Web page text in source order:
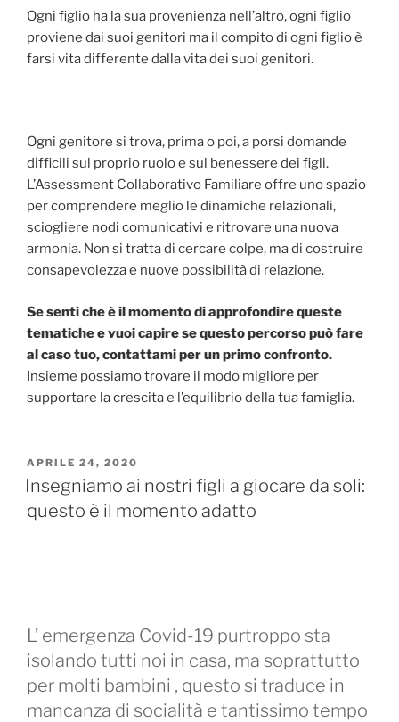
Ogni figlio ha la sua provenienza nell’altro, ogni figlio
proviene dai suoi genitori ma il compito di ogni figlio è
farsi vita differente dalla vita dei suoi genitori.
Ogni genitore si trova, prima o poi, a porsi domande
difficili sul proprio ruolo e sul benessere dei figli.
L’Assessment Collaborativo Familiare offre uno spazio
per comprendere meglio le dinamiche relazionali,
sciogliere nodi comunicativi e ritrovare una nuova
armonia. Non si tratta di cercare colpe, ma di costruire
consapevolezza e nuove possibilità di relazione.
Se senti che è il momento di approfondire queste
tematiche e vuoi capire se questo percorso può fare
al caso tuo, contattami per un primo confronto.
Insieme possiamo trovare il modo migliore per
supportare la crescita e l’equilibrio della tua famiglia.
PUBBLICATO
IL
APRILE 24, 2020
Insegniamo ai nostri figli a giocare da soli:
questo è il momento adatto
L’ emergenza Covid-19 purtroppo sta
isolando tutti noi in casa, ma soprattutto
per molti bambini , questo si traduce in
mancanza di socialità e tantissimo tempo